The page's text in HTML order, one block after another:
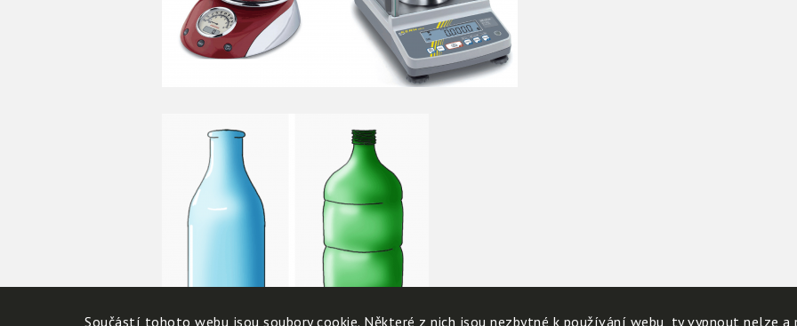
Součástí tohoto webu jsou soubory cookie. Některé z nich jsou nezbytné k používání webu, ty vypnout nelze